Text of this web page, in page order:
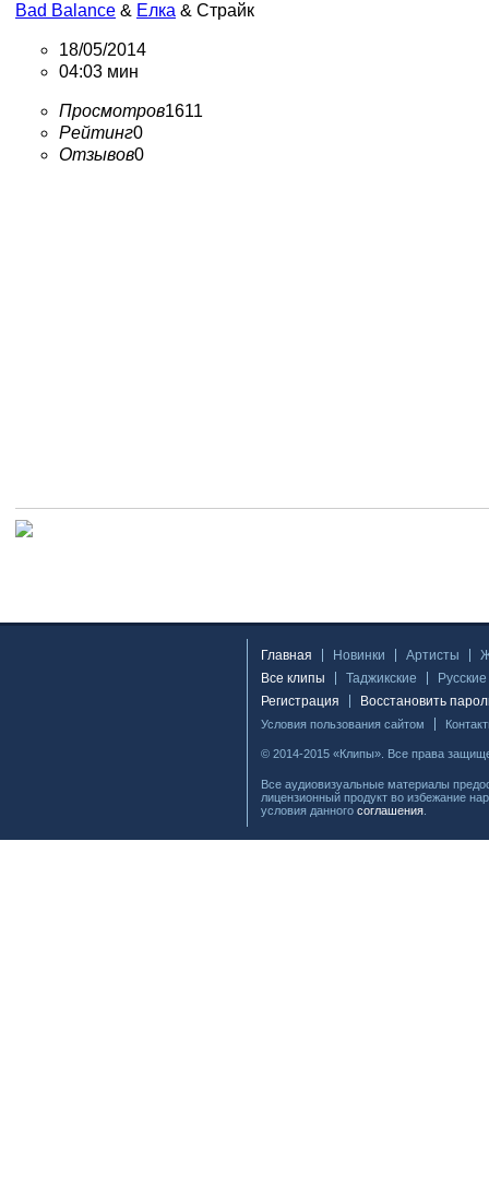
Bad Balance & Елка & Страйк
18/05/2014
04:03 мин
Просмотров1611
Рейтинг0
Отзывов0
Главная Новинки Артисты
Все клипы
Таджикские
Русские
Регистрация
Восстановить
Условия пользования сайтом
© 2014-2015 «Клипы». Все права
Все аудиовизуальные материалы
лицензионный продукт во избежание
условия данного соглашения